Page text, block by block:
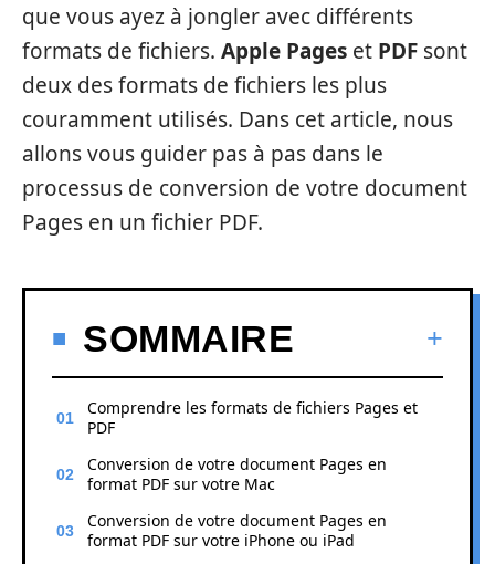
que vous ayez à jongler avec différents
formats de fichiers. Apple Pages et PDF sont
deux des formats de fichiers les plus
couramment utilisés. Dans cet article, nous
allons vous guider pas à pas dans le
processus de conversion de votre document
Pages en un fichier PDF.
SOMMAIRE
Comprendre les formats de fichiers Pages et
PDF
Conversion de votre document Pages en
format PDF sur votre Mac
Conversion de votre document Pages en
format PDF sur votre iPhone ou iPad